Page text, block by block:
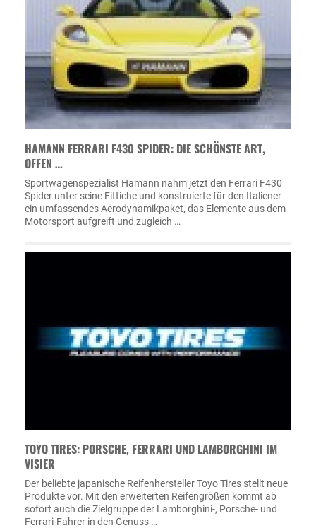
HAMANN FERRARI F430 SPIDER: DIE SCHÖNSTE ART,
OFFEN …
Sportwagenspezialist Hamann nahm jetzt den Ferrari F430
Spider unter seine Fittiche und konstruierte für den Italiener
ein umfassendes Aerodynamikpaket, das Elemente aus dem
Motorsport aufgreift und zugleich …
TOYO TIRES: PORSCHE, FERRARI UND LAMBORGHINI IM
VISIER
Der beliebte japanische Reifenhersteller Toyo Tires stellt neue
Produkte vor. Mit den erweiterten Reifengrößen kommt ab
sofort auch die Zielgruppe der Lamborghini-, Porsche- und
Ferrari-Fahrer in den Genuss …